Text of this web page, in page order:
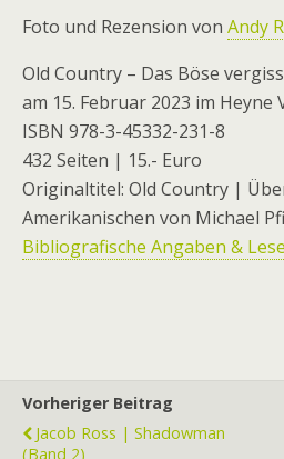
Foto und Rezension von Andy
Old Country – Das Böse
am 15. Februar 2023 im Heyne
ISBN 978-3-45332-231-8
432 Seiten | 15.- Euro
Originaltitel: Old Country |
Amerikanischen von Michael
Bibliografische Angaben &
Vorheriger Beitrag
Jacob Ross | Shadowman
(Band 2)